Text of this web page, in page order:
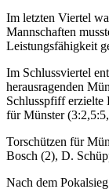
Im letzten Viertel
Mannschaften
Leistungsfähigkeit
Im Schlussviertel
herausragenden
Schlusspfiff erzielte
für Münster
Torschützen für
Bosch (2), D.
Nach dem